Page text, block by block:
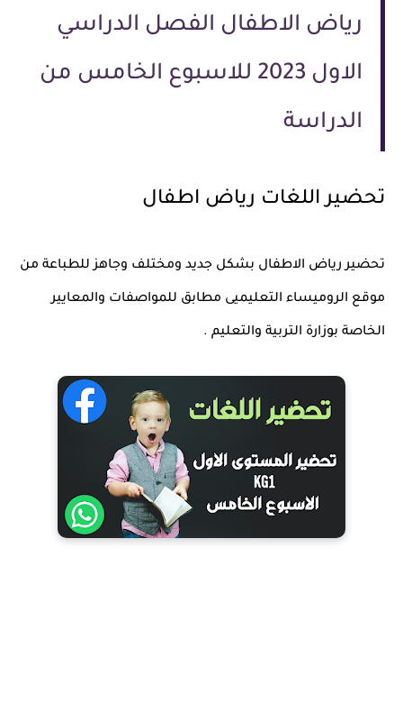
رياض الاطفال الفصل الدراسي
الاول 2023 للاسبوع الخامس من
الدراسة
تحضير اللغات رياض اطفال
تحضير رياض الاطفال بشكل جديد ومختلف وجاهز للطباعة من
موقع الروميساء التعليميى مطابق للمواصفات والمعايير
الخاصة بوزارة التربية والتعليم .